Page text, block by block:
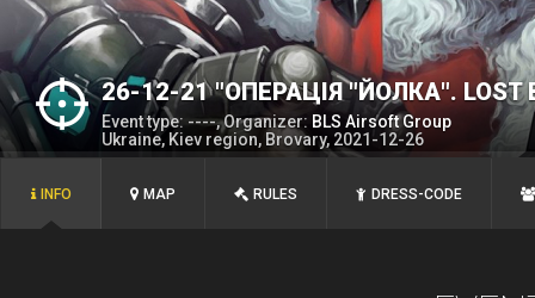
26-12-21 "ОПЕРАЦІЯ "ЙОЛКА". LOST
Event type: ----, Organizer: BLS Airsoft Group
Ukraine, Kiev region, Brovary, 2021-12-26
INFO MAP RULES DRESS-CODE